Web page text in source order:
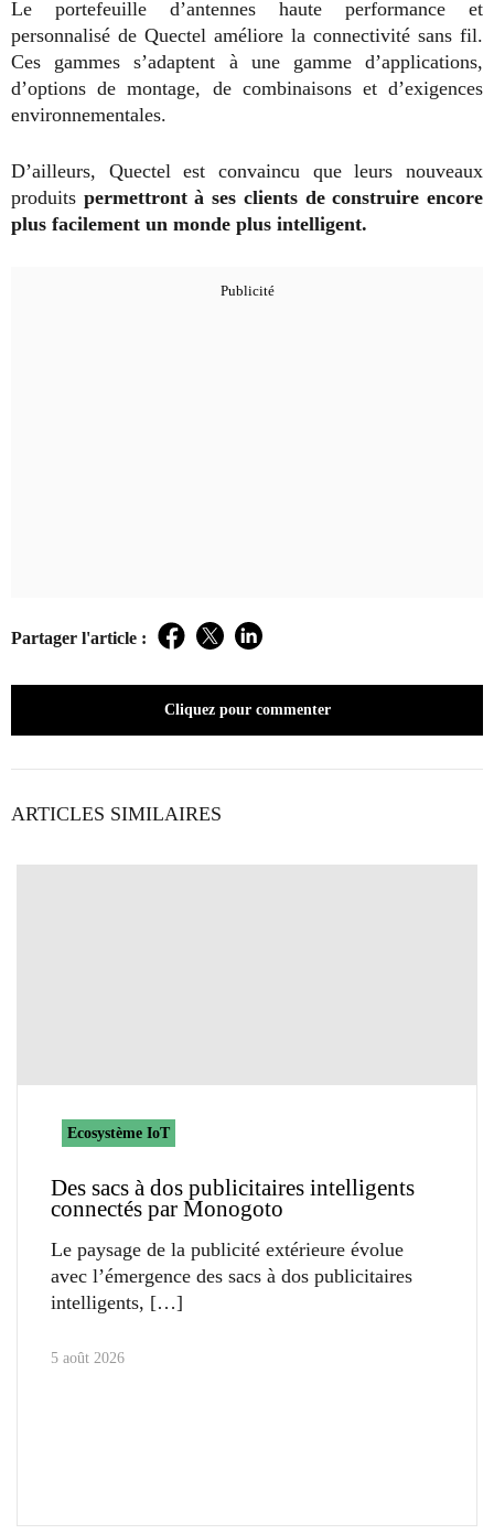
Le portefeuille d’antennes haute performance et
personnalisé de Quectel améliore la connectivité sans fil.
Ces gammes s’adaptent à une gamme d’applications,
d’options de montage, de combinaisons et d’exigences
environnementales.
D’ailleurs, Quectel est convaincu que leurs nouveaux
produits permettront à ses clients de construire encore
plus facilement un monde plus intelligent.
Partager l'article : Facebook
TwitterLinkedIn
Cliquez pour commenter
ARTICLES SIMILAIRES
Ecosystème IoT
Des sacs à dos publicitaires intelligents
connectés par Monogoto
Le paysage de la publicité extérieure évolue
avec l’émergence des sacs à dos publicitaires
intelligents,
5 août 2026